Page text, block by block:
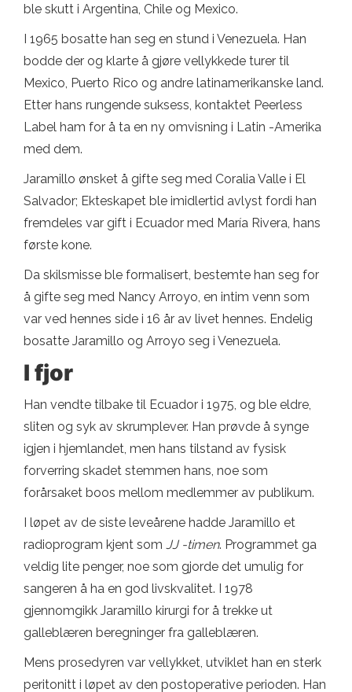
ble skutt i Argentina, Chile og Mexico.
I 1965 bosatte han seg en stund i Venezuela. Han
bodde der og klarte å gjøre vellykkede turer til
Mexico, Puerto Rico og andre latinamerikanske land.
Etter hans rungende suksess, kontaktet Peerless
Label ham for å ta en ny omvisning i Latin -Amerika
med dem.
Jaramillo ønsket å gifte seg med Coralia Valle i El
Salvador; Ekteskapet ble imidlertid avlyst fordi han
fremdeles var gift i Ecuador med María Rivera, hans
første kone.
Da skilsmisse ble formalisert, bestemte han seg for
å gifte seg med Nancy Arroyo, en intim venn som
var ved hennes side i 16 år av livet hennes. Endelig
bosatte Jaramillo og Arroyo seg i Venezuela.
I fjor
Han vendte tilbake til Ecuador i 1975, og ble eldre,
sliten og syk av skrumplever. Han prøvde å synge
igjen i hjemlandet, men hans tilstand av fysisk
forverring skadet stemmen hans, noe som
forårsaket boos mellom medlemmer av publikum.
I løpet av de siste leveårene hadde Jaramillo et
radioprogram kjent som JJ -timen. Programmet ga
veldig lite penger, noe som gjorde det umulig for
sangeren å ha en god livskvalitet. I 1978
gjennomgikk Jaramillo kirurgi for å trekke ut
galleblæren beregninger fra galleblæren.
Mens prosedyren var vellykket, utviklet han en sterk
peritonitt i løpet av den postoperative perioden. Han